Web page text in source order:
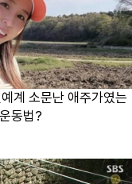
계 소문난 애주가였는
동법?